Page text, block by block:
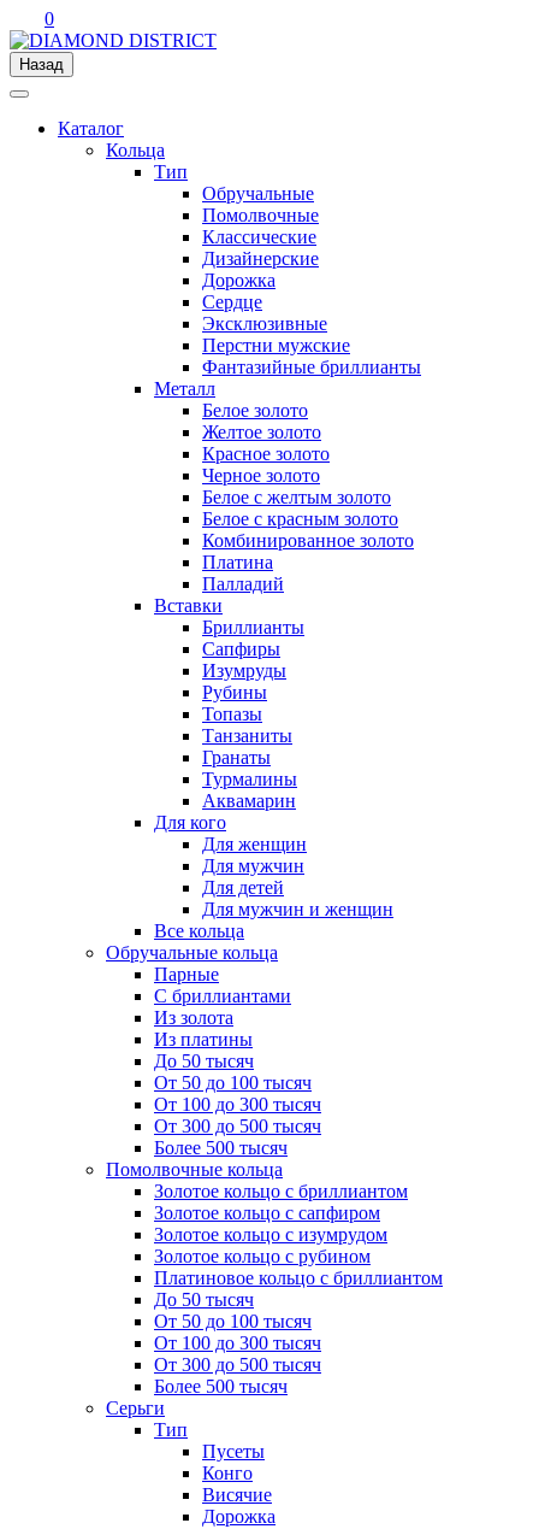
0
Назад
Каталог
Кольца
Тип
Обручальные
Помолвочные
Классические
Дизайнерские
Дорожка
Сердце
Эксклюзивные
Перстни мужские
Фантазийные бриллианты
Металл
Белое золото
Желтое золото
Красное золото
Черное золото
Белое с желтым золото
Белое с красным золото
Комбинированное золото
Платина
Палладий
Вставки
Бриллианты
Сапфиры
Изумруды
Рубины
Топазы
Танзаниты
Гранаты
Турмалины
Аквамарин
Для кого
Для женщин
Для мужчин
Для детей
Для мужчин и женщин
Все кольца
Обручальные кольца
Парные
С бриллиантами
Из золота
Из платины
До 50 тысяч
От 50 до 100 тысяч
От 100 до 300 тысяч
От 300 до 500 тысяч
Более 500 тысяч
Помолвочные кольца
Золотое кольцо с бриллиантом
Золотое кольцо с сапфиром
Золотое кольцо с изумрудом
Золотое кольцо с рубином
Платиновое кольцо с бриллиантом
До 50 тысяч
От 50 до 100 тысяч
От 100 до 300 тысяч
От 300 до 500 тысяч
Более 500 тысяч
Серьги
Тип
Пусеты
Конго
Висячие
Дорожка